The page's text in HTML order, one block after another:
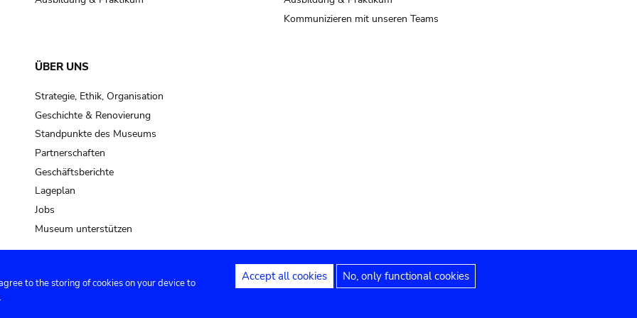
Kommunizieren mit unseren Teams
ÜBER UNS
Strategie, Ethik, Organisation
Geschichte & Renovierung
Standpunkte des Museums
Partnerschaften
Geschäftsberichte
Lageplan
Jobs
Museum unterstützen
Privacy settings Rechtliche Hinweise Erklärung zur Barrierefreiheit
to the storing of cookies on your device to
Accept all cookies No, only functional cookies